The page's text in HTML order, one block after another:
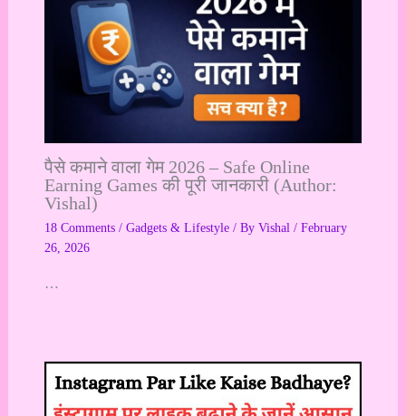
पैसे कमाने वाला गेम 2026 – Safe Online
Earning Games की पूरी जानकारी (Author:
Vishal)
18 Comments / Gadgets & Lifestyle/ By Vishal / February
26, 2026
…